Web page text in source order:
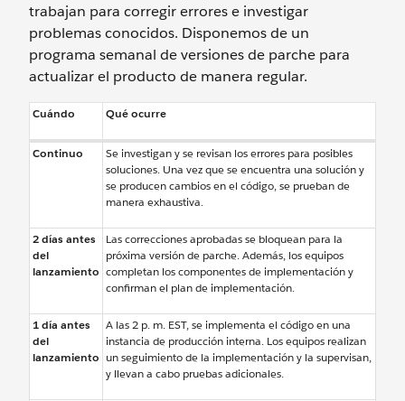
trabajan para corregir errores e investigar
problemas conocidos. Disponemos de un
programa semanal de versiones de parche para
actualizar el producto de manera regular.
Cuándo Qué ocurre
Continuo
Se investigan y se revisan los errores para posibles
soluciones. Una vez que se encuentra una solución y
se producen cambios en el código, se prueban de
manera exhaustiva.
2 días antes
del
lanzamiento
Las correcciones aprobadas se bloquean para la
próxima versión de parche. Además, los equipos
completan los componentes de implementación y
confirman el plan de implementación.
1 día antes
del
lanzamiento
A las 2 p. m. EST, se implementa el código en una
instancia de producción interna. Los equipos realizan
un seguimiento de la implementación y la supervisan,
y llevan a cabo pruebas adicionales.